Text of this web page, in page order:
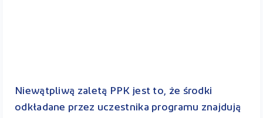
Niewątpliwą zaletą PPK jest to, że środki
odkładane przez uczestnika programu znajdują